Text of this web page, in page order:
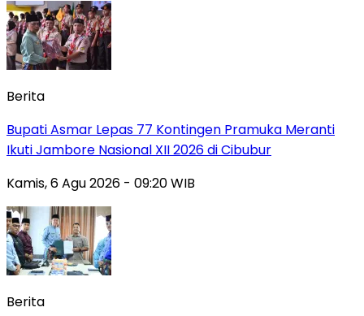
Berita
Bupati Asmar Lepas 77 Kontingen Pramuka Meranti
Ikuti Jambore Nasional XII 2026 di Cibubur
Kamis, 6 Agu 2026 - 09:20 WIB
Berita